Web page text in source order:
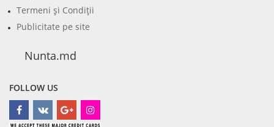
Termeni şi Condiţii
Publicitate pe site
Nunta.md
FOLLOW US